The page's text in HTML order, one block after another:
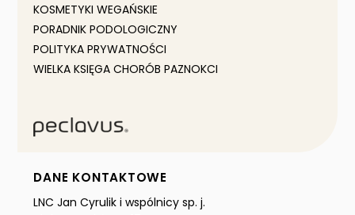
KOSMETYKI WEGAŃSKIE
PORADNIK PODOLOGICZNY
POLITYKA PRYWATNOŚCI
WIELKA KSIĘGA CHORÓB PAZNOKCI
DANE KONTAKTOWE
LNC Jan Cyrulik i wspólnicy sp. j.